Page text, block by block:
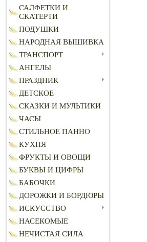
САЛФЕТКИ И
СКАТЕРТИ
ПОДУШКИ
НАРОДНАЯ ВЫШИВКА
ТРАНСПОРТ
АНГЕЛЫ
ПРАЗДНИК
ДЕТСКОЕ
СКАЗКИ И МУЛЬТИКИ
ЧАСЫ
СТИЛЬНОЕ ПАННО
КУХНЯ
ФРУКТЫ И ОВОЩИ
БУКВЫ И ЦИФРЫ
БАБОЧКИ
ДОРОЖКИ И БОРДЮРЫ
ИСКУССТВО
НАСЕКОМЫЕ
НЕЧИСТАЯ СИЛА